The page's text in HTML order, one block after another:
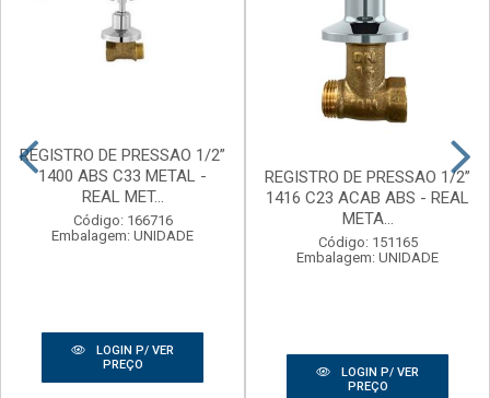
REGISTRO DE PRESSAO 1/2”
1400 ABS C33 METAL -
REAL MET...
Código: 166716
Embalagem: UNIDADE
LOGIN P/ VER
PREÇO
REGISTRO DE PRESSAO 1/2”
1416 C23 ACAB ABS - REAL
META...
Código: 151165
Embalagem: UNIDADE
LOGIN P/ VER
PREÇO